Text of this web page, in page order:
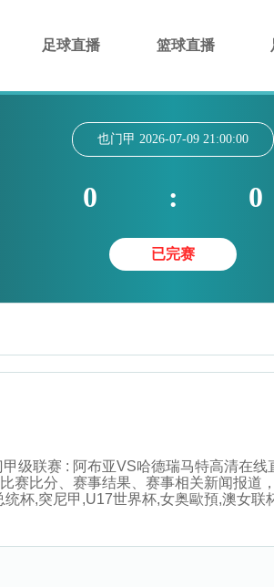
足球直播 篮球直播
也门甲 2026-07-09 21:00:00
0 : 0
已完赛
级联赛 : 阿布亚VS哈德瑞马特高清在
赛比分、赛事结果、赛事相关新闻报道
杯,突尼甲,U17世界杯,女奥歐預,澳女